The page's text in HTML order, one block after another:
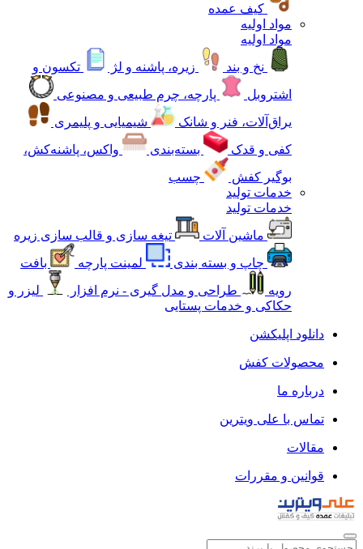
کیف عمده
مواد اولیه
مواد اولیه
نخ و بند
زیره، پاشنه و لژ
تکسون و
اشتروبل
پارچه، چرم طبیعی و مصنوعی
یراق‌آلات، فنر و شانک
شیمیایی و پلیمری
کفی و قدک
بسته‌بندی
واکس، پاشنه‌کش،
بوگیر کفش
چسب
خدمات تولید
خدمات تولید
ماشین آلات
تیغه سازی و قالب سازی زیره
چاپ و بسته بندی
لمینت پارچه
بافت
رویه
طراحی و مدل گیری - نرم افزار
لیزر و
حکاکی و خدمات پستایی
دانلود اپلیکشن
محصولات کفش
درباره ما
تماس با علی ویترین
مقالات
قوانین و مقررات